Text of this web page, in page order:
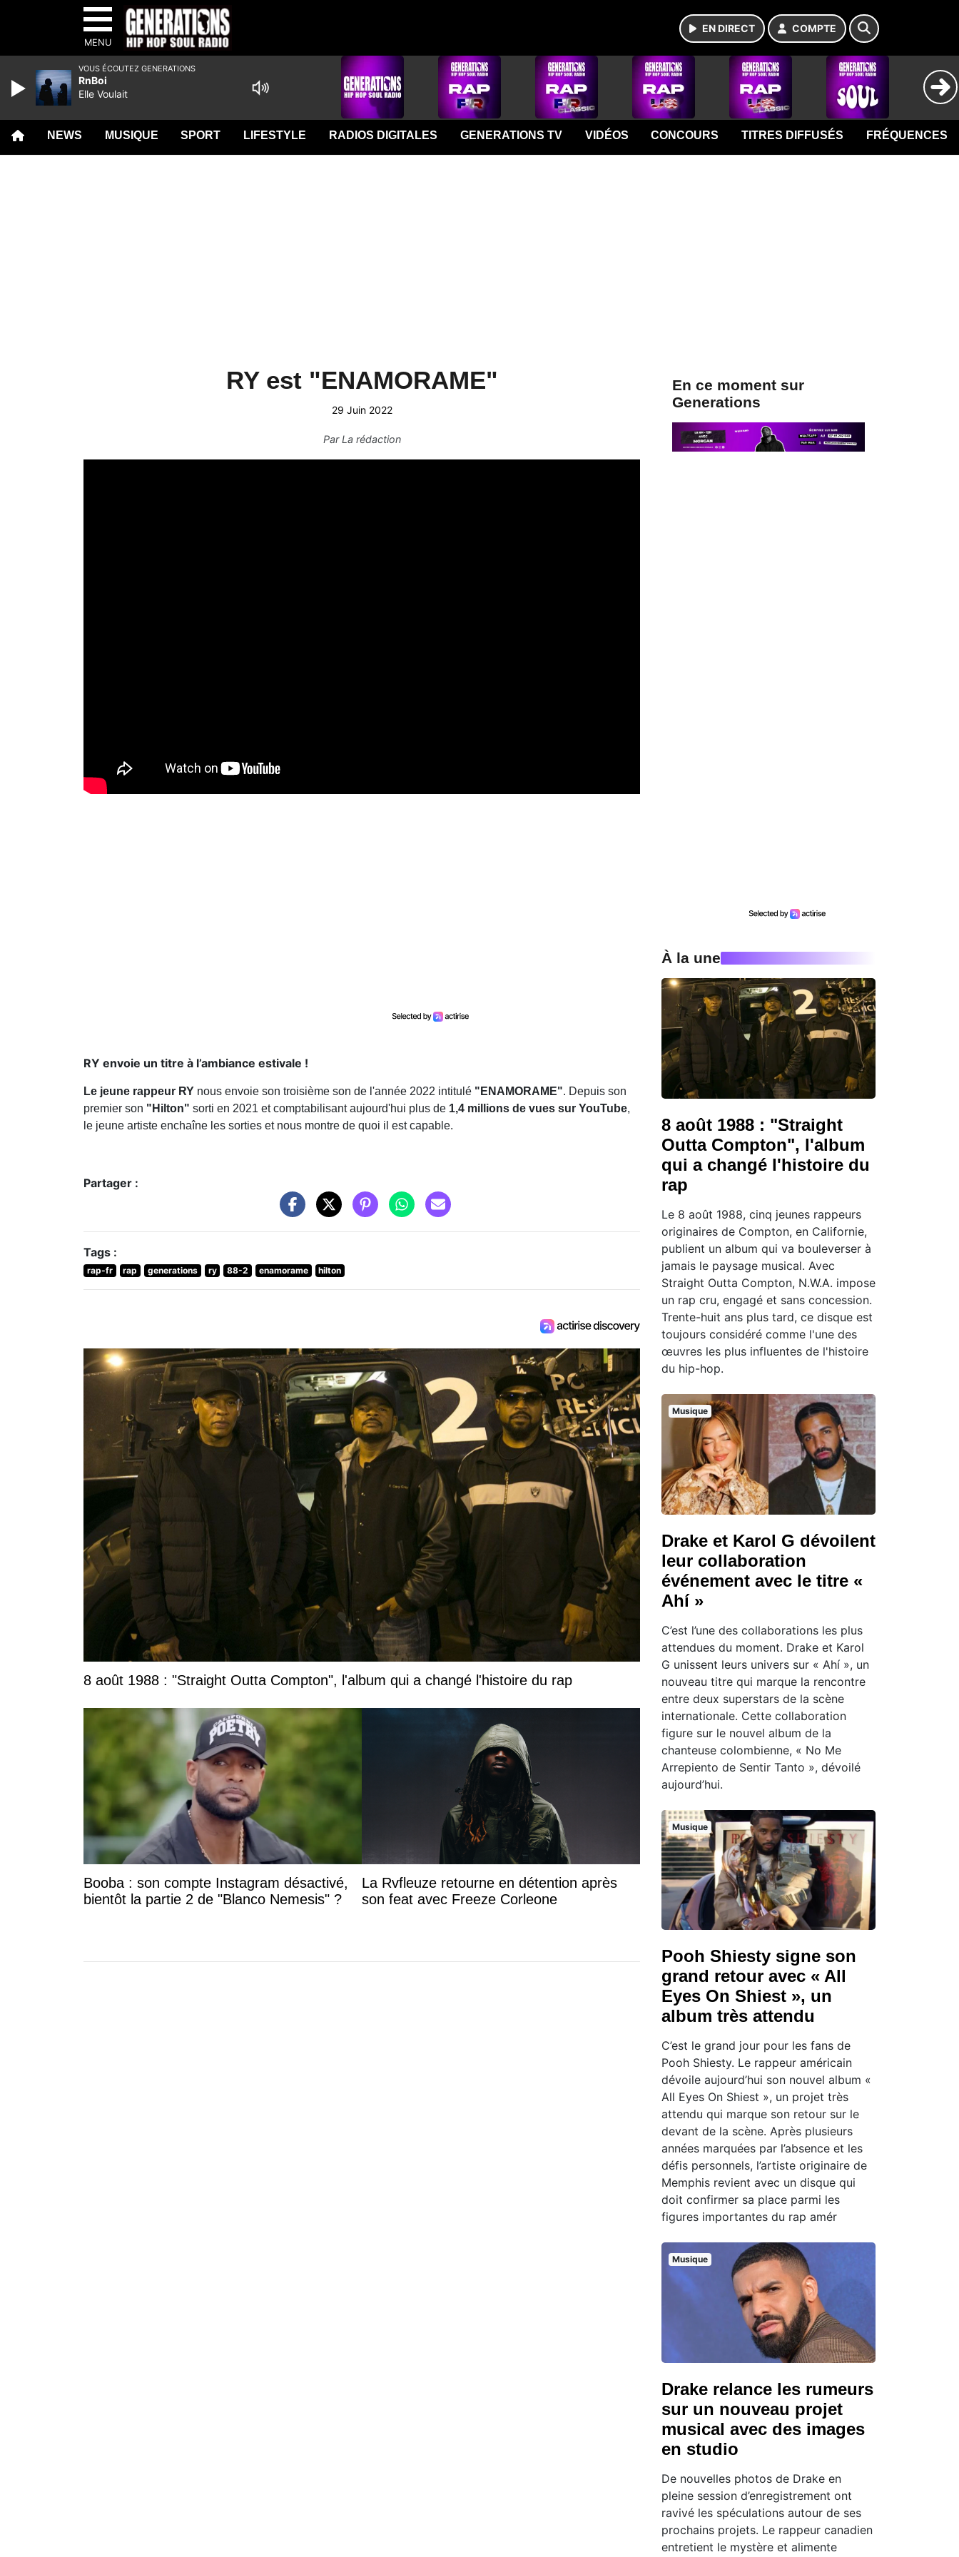
MENU
EN DIRECT COMPTE
NEWS MUSIQUE SPORT LIFESTYLE RADIOS DIGITALES GENERATIONS TV VIDÉOS CONCOURS TITRES DIFFUSÉS FRÉQUENCES
RY est "ENAMORAME"
29 Juin 2022
ParLa rédaction
RY envoie un titre à l’ambiance estivale !
Le jeune rappeur RY nous envoie son troisième son de l'année 2022 intitulé "ENAMORAME". Depuis son
premier son "Hilton" sorti en 2021 et comptabilisant aujourd'hui plus de 1,4 millions de vues sur YouTube,
le jeune artiste enchaîne les sorties et nous montre de quoi il est capable.
Partager :
Tags :
rap-fr rap generations ry 88-2 enamorame hilton
8 août 1988 : "Straight Outta Compton", l'album qui a changé l'histoire du rap
Booba : son compte Instagram désactivé,
bientôt la partie 2 de "Blanco Nemesis" ?
La Rvfleuze retourne en détention après
son feat avec Freeze Corleone
En ce moment sur
Generations
À la une
8 août 1988 : "Straight
Outta Compton", l'album
qui a changé l'histoire du
rap
Le 8 août 1988, cinq jeunes rappeurs
originaires de Compton, en Californie,
publient un album qui va bouleverser à
jamais le paysage musical. Avec
Straight Outta Compton, N.W.A. impose
un rap cru, engagé et sans concession.
Trente-huit ans plus tard, ce disque est
toujours considéré comme l'une des
œuvres les plus influentes de l'histoire
du hip-hop.
Musique
Drake et Karol G dévoilent
leur collaboration
événement avec le titre «
Ahí »
C’est l’une des collaborations les plus
attendues du moment. Drake et Karol
G unissent leurs univers sur « Ahí », un
nouveau titre qui marque la rencontre
entre deux superstars de la scène
internationale. Cette collaboration
figure sur le nouvel album de la
chanteuse colombienne, « No Me
Arrepiento de Sentir Tanto », dévoilé
aujourd’hui.
Musique
Pooh Shiesty signe son
grand retour avec « All
Eyes On Shiest », un
album très attendu
C’est le grand jour pour les fans de
Pooh Shiesty. Le rappeur américain
dévoile aujourd’hui son nouvel album «
All Eyes On Shiest », un projet très
attendu qui marque son retour sur le
devant de la scène. Après plusieurs
années marquées par l’absence et les
défis personnels, l’artiste originaire de
Memphis revient avec un disque qui
doit confirmer sa place parmi les
figures importantes du rap amér
Musique
Drake relance les rumeurs
sur un nouveau projet
musical avec des images
en studio
De nouvelles photos de Drake en
pleine session d’enregistrement ont
ravivé les spéculations autour de ses
prochains projets. Le rappeur canadien
entretient le mystère et alimente
VOUS ÉCOUTEZ GENERATIONS
RnBoi
Elle Voulait